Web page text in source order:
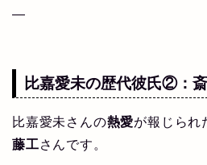
—
比嘉愛未の歴代彼氏②：
比嘉愛未さんの熱愛が報じられ
藤工さんです。